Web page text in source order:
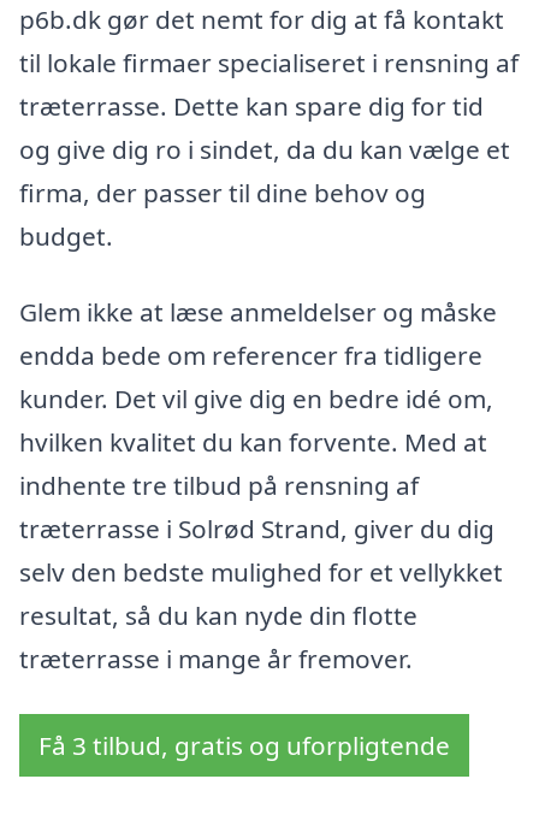
p6b.dk gør det nemt for dig at få kontakt
til lokale firmaer specialiseret i rensning af
træterrasse. Dette kan spare dig for tid
og give dig ro i sindet, da du kan vælge et
firma, der passer til dine behov og
budget.
Glem ikke at læse anmeldelser og måske
endda bede om referencer fra tidligere
kunder. Det vil give dig en bedre idé om,
hvilken kvalitet du kan forvente. Med at
indhente tre tilbud på rensning af
træterrasse i Solrød Strand, giver du dig
selv den bedste mulighed for et vellykket
resultat, så du kan nyde din flotte
træterrasse i mange år fremover.
Få 3 tilbud, gratis og uforpligtende